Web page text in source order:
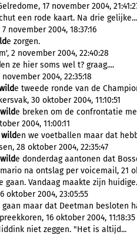
17 november 2004,
een rode kaart. Na drie gelijke...
november 2004, 18:37:16
e zorgen.
2 november 2004, 22:40:28
en ze hier soms wel t? graag....
2004, 22:35:18
e tweede ronde van de
30 oktober 2004, 11:10:51
wilde breken om de confrontatie
2004, 11:00:11
wilden we voetballen maar dat
28 oktober 2004, 22:35:47
wilde donderdag aantonen dat
na ontslag per voicemail, 21
gaan. Vandaag maakte zijn
oktober 2004, 23:05:55
gaan maar dat Deetman besloten
16 oktober 2004, 11:18:35
niet zeggen. "Het is altijd...